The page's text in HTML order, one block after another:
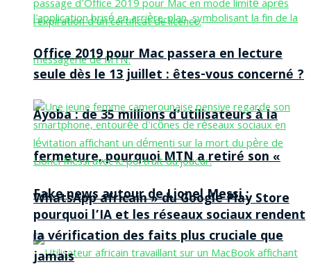
Ayoba : de 35 millions d’utilisateurs à la
fermeture, pourquoi MTN a retiré son «
WhatsApp africain » du Google Play Store
Office 2019 pour Mac passera en lecture
seule dès le 13 juillet : êtes-vous concerné ?
Fake news autour de Lionel Messi :
pourquoi l’IA et les réseaux sociaux rendent
la vérification des faits plus cruciale que
jamais